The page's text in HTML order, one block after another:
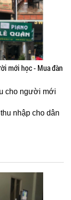
mới học - Mua đàn
cho người mới
nhập cho dân